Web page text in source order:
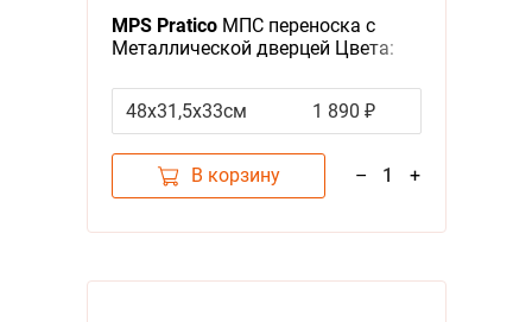
MPS PraticoМПС переноска с
Металлической дверцей Цвета:
(указывайте цвет в комментарии
к заказу)
48х31,5х33см 1 890 ₽
В корзину – 1 +